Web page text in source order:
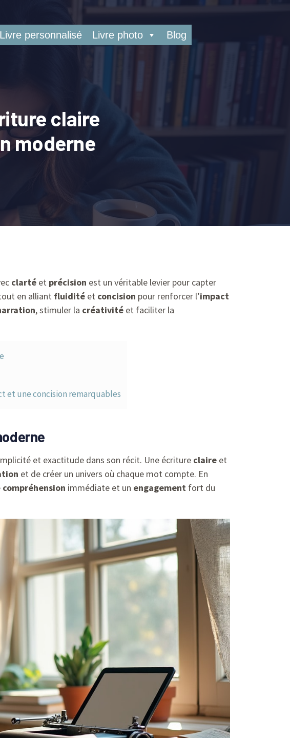
Livre personnalisé Livre photo Blog
claire
moderne
clarté et précision est un véritable levier pour capter
en alliant fluidité et concision pour renforcer l’impact
, stimuler la créativité et faciliter la
et une concision remarquables
et exactitude dans son récit. Une écriture claire et
et de créer un univers où chaque mot compte. En
compréhension immédiate et un engagement fort du